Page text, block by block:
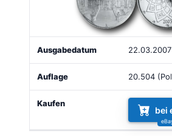
22.03.2007
20.504
bei